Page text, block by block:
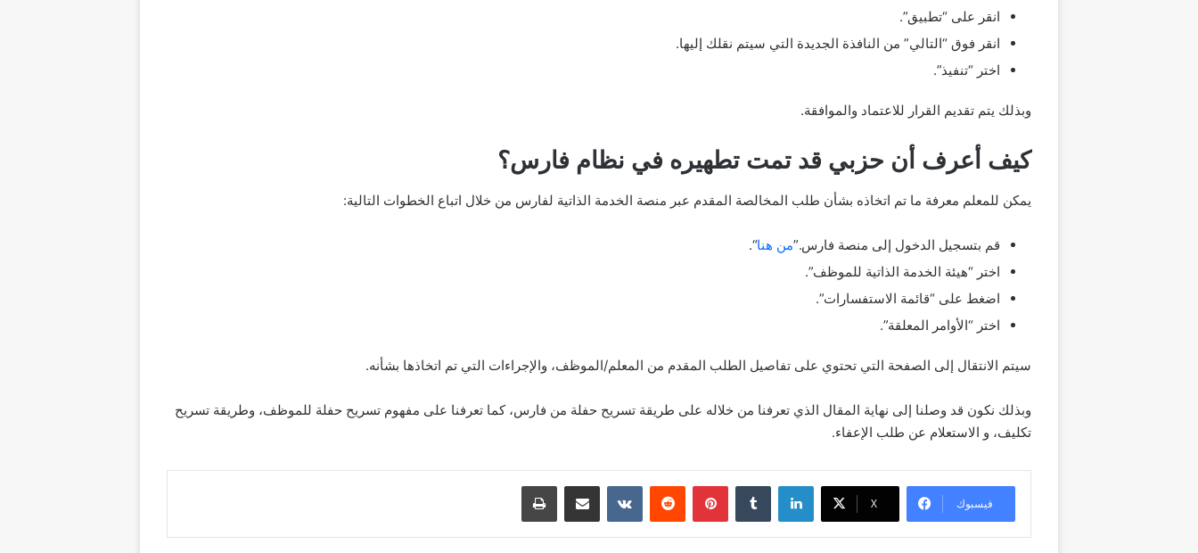
انقر على “تطبيق”.
انقر فوق “التالي” من النافذة الجديدة التي سيتم نقلك إليها.
اختر “تنفيذ”.
وبذلك يتم تقديم القرار للاعتماد والموافقة.
كيف أعرف أن حزبي قد تمت تطهيره في نظام فارس؟
يمكن للمعلم معرفة ما تم اتخاذه بشأن طلب المخالصة المقدم عبر منصة الخدمة الذاتية لفارس من خلال اتباع الخطوات التالية:
قم بتسجيل الدخول إلى منصة فارس.”من هنا“.
اختر “هيئة الخدمة الذاتية للموظف”.
اضغط على “قائمة الاستفسارات”.
اختر “الأوامر المعلقة”.
سيتم الانتقال إلى الصفحة التي تحتوي على تفاصيل الطلب المقدم من المعلم/الموظف، والإجراءات التي تم اتخاذها بشأنه.
وبذلك نكون قد وصلنا إلى نهاية المقال الذي تعرفنا من خلاله على طريقة تسريح حفلة من فارس، كما تعرفنا على مفهوم تسريح حفلة للموظف، وطريقة تسريح
تكليف، و الاستعلام عن طلب الإعفاء.
فيسبوك ‫X
لينكدإن بينتيريست مشاركة عبر البريد طباعة